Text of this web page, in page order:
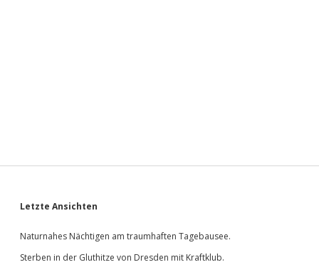
Sidebar
Letzte Ansichten
Naturnahes Nächtigen am traumhaften Tagebausee.
Sterben in der Gluthitze von Dresden mit Kraftklub.